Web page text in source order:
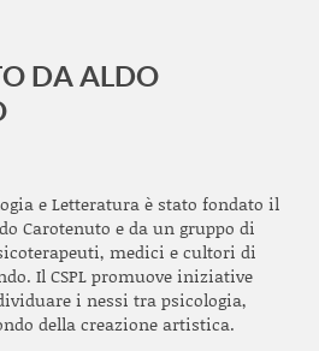
DA ALDO
e Letteratura è stato fondato il
Carotenuto e da un gruppo di
medici e cultori di
Il CSPL promuove iniziative
i nessi tra psicologia,
della creazione artistica.